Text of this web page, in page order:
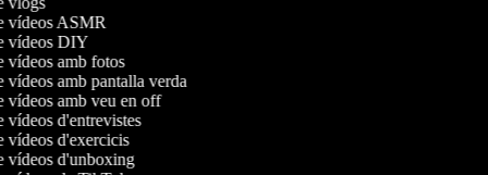
vídeos ASMR
vídeos DIY
vídeos amb fotos
vídeos amb pantalla verda
vídeos amb veu en off
vídeos d'entrevistes
vídeos d'exercicis
vídeos d'unboxing